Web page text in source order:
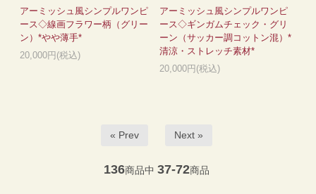
アーミッシュ風シンプルワンピ
ース◇線画フラワー柄（グリー
ン）*やや薄手*
20,000円(税込)
アーミッシュ風シンプルワンピ
ース◇ギンガムチェック・グリ
ーン（サッカー調コットン混）*
清涼・ストレッチ素材*
20,000円(税込)
« Prev Next »
136商品中 37-72商品